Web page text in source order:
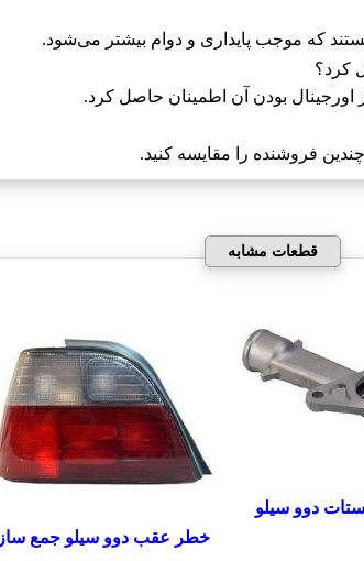
که موجب پایداری و دوام بیشتر می‌شود.
بودن آن اطمینان حاصل کرد.
فروشنده را مقایسه کنید.
قطعات مشابه
دوو سیلو
خطر عقب دوو سیلو جمع ساز